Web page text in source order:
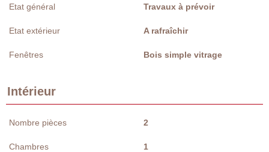
Etat général Travaux à prévoir
Etat extérieur A rafraîchir
Fenêtres Bois simple vitrage
Intérieur
Nombre pièces 2
Chambres 1